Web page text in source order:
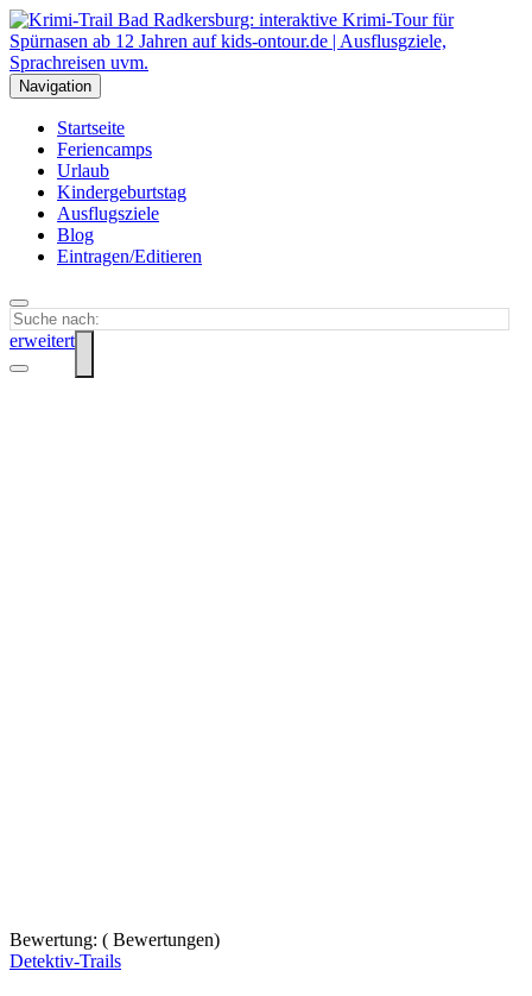
Navigation
Startseite
Feriencamps
Urlaub
Kindergeburtstag
Ausflugsziele
Blog
Eintragen/Editieren
erweitert
Bewertung: ( Bewertungen)
Detektiv-Trails